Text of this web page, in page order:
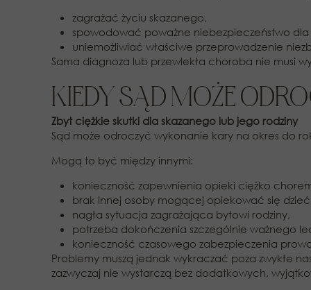
zagrażać życiu skazanego,
spowodować poważne niebezpieczeństwo
uniemożliwiać właściwe przeprowadzenie
Sama diagnoza lub przewlekła choroba nie musi
KIEDY SĄD MOŻE
Zbyt ciężkie skutki dla skazanego lub jego rodziny
Sąd może odroczyć wykonanie kary na okres do
Mogą to być między innymi:
konieczność zapewnienia opieki ciężko
brak innej osoby mogącej opiekować się
nagła sytuacja zagrażająca bytowi rodziny,
potrzeba dokończenia szczególnie ważnego
konieczność czasowego zabezpieczenia
Problemy muszą jednak wykraczać poza zwykłe
zazwyczaj nie wystarczą bez dodatkowych,